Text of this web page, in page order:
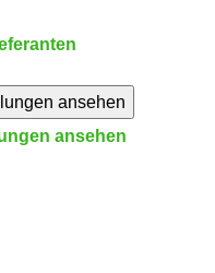
ansehen
ansehen